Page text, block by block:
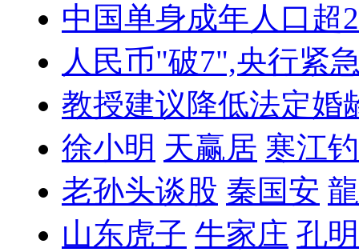
中国单身成年人口超
人民币"破7",央行紧
教授建议降低法定婚
徐小明 天赢居 寒江
老孙头谈股 秦国安
山东虎子 牛家庄 孔